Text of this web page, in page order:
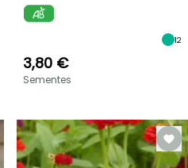
12
3,80 €
Sementes